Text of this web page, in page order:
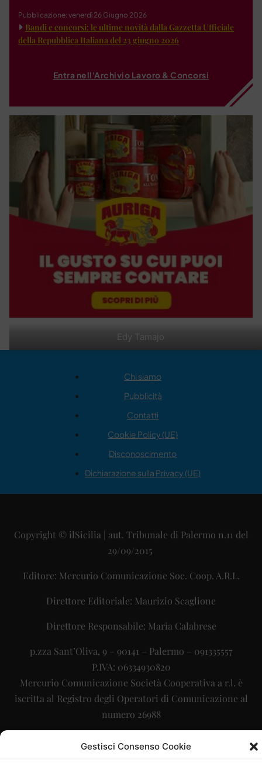
Gestisci Consenso Cookie
Edy Tamajo
Pubblicazione: venerdì 26 Giugno 2026
Bandi e concorsi: le ultime novità dalla Gazzetta Ufficiale
della Repubblica Italiana del 23 giugno 2026
Entra nell'Archivio Lavoro & Concorsi
Chi siamo
Pubblicità
Contatti
Cookie Policy (UE)
Disconoscimento
Dichiarazione sulla Privacy (UE)
Copyright © ilSicilia | aut. Tribunale di Palermo n.11 del
29/09/2015
Editore: Mercurio Comunicazione Soc. Coop. A.R.L.
Direttore Editoriale: Maurizio Scaglione
Direttore Responsabile: Maria Calabrese
p.zza Sant’Oliva, 9 – 90141 – Palermo – 091335557
P.IVA: 06334930820
Mercurio Comunicazione Società Cooperativa a r.l. è
iscritta al Registro degli Operatori di Comunicazione al
numero 26988